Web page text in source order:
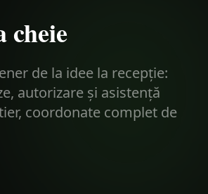
cheie
de la idee la recepție:
autorizare și asistență
coordonate complet de